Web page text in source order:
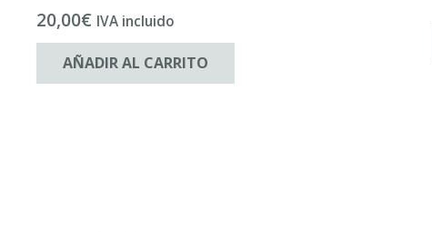
20,00€ IVA incluido
AÑADIR AL CARRITO